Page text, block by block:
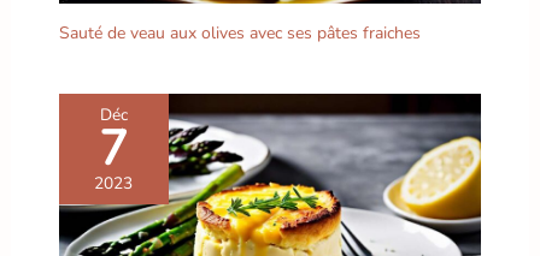
Sauté de veau aux olives avec ses pâtes fraiches
Déc
7
2023